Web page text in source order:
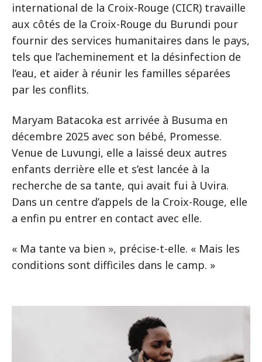
international de la Croix-Rouge (CICR) travaille
aux côtés de la Croix-Rouge du Burundi pour
fournir des services humanitaires dans le pays,
tels que l’acheminement et la désinfection de
l’eau, et aider à réunir les familles séparées
par les conflits.
Maryam Batacoka est arrivée à Busuma en
décembre 2025 avec son bébé, Promesse.
Venue de Luvungi, elle a laissé deux autres
enfants derrière elle et s’est lancée à la
recherche de sa tante, qui avait fui à Uvira.
Dans un centre d’appels de la Croix-Rouge, elle
a enfin pu entrer en contact avec elle.
« Ma tante va bien », précise-t-elle. « Mais les
conditions sont difficiles dans le camp. »